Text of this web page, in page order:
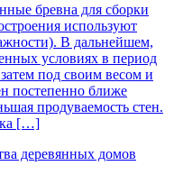
бревна для сборки
используют
В дальнейшем,
условиях в период
под своим весом и
постепенно ближе
продуваемость стен.
[…]
деревянных домов